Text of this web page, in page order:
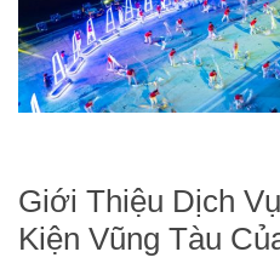
Giới Thiệu Dịch
Kiện Vũng Tàu